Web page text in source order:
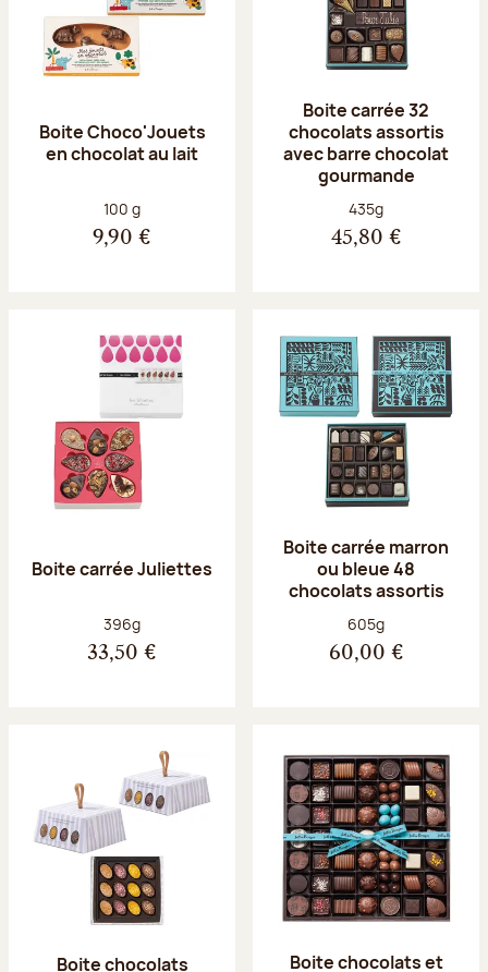
Boite Choco'Jouets
en chocolat au lait
Poids net :
100 g
9,90 €
Boite carrée 32
chocolats assortis
avec barre chocolat
gourmande
Poids net :
435g
45,80 €
Boite carrée Juliettes
Poids net :
396g
33,50 €
Boite carrée marron
ou bleue 48
chocolats assortis
Poids net :
605g
60,00 €
Boite chocolats
Boite chocolats et